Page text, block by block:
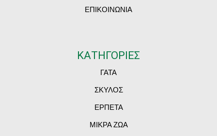
ΕΠΙΚΟΙΝΩΝΙΑ
ΚΑΤΗΓΟΡΙΕΣ
ΓΑΤΑ
ΣΚΥΛΟΣ
ΕΡΠΕΤΑ
ΜΙΚΡΑ ΖΩΑ